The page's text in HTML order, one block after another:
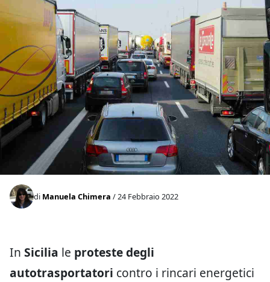
di Manuela Chimera / 24 Febbraio 2022
In Sicilia le proteste degli
autotrasportatori contro i rincari energetici